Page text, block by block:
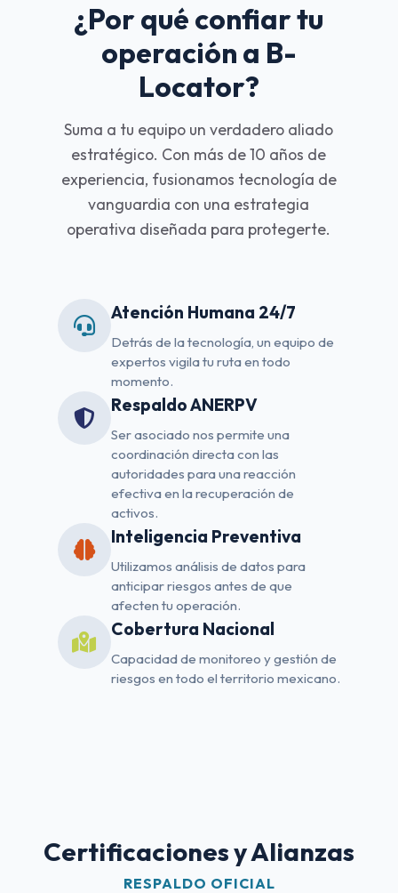
¿Por qué confiar tu
operación a B-
Locator?
Suma a tu equipo un verdadero aliado
estratégico. Con más de 10 años de
experiencia, fusionamos tecnología de
vanguardia con una estrategia
operativa diseñada para protegerte.
Atención Humana 24/7
Detrás de la tecnología, un equipo de
expertos vigila tu ruta en todo
momento.
Respaldo ANERPV
Ser asociado nos permite una
coordinación directa con las
autoridades para una reacción
efectiva en la recuperación de
activos.
Inteligencia Preventiva
Utilizamos análisis de datos para
anticipar riesgos antes de que
afecten tu operación.
Cobertura Nacional
Capacidad de monitoreo y gestión de
riesgos en todo el territorio mexicano.
Certificaciones y Alianzas
RESPALDO OFICIAL